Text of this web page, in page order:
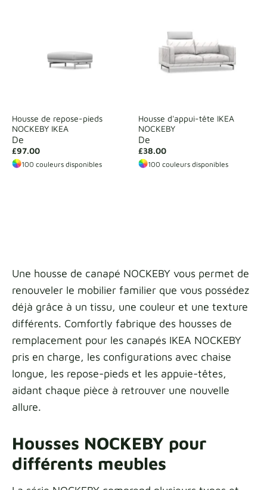
Housse de repose-pieds
NOCKEBY IKEA
De
£97.00
100 couleurs disponibles
Housse d'appui-tête IKEA
NOCKEBY
De
£38.00
100 couleurs disponibles
Une housse de canapé NOCKEBY vous permet de
renouveler le mobilier familier que vous possédez
déjà grâce à un tissu, une couleur et une texture
différents. Comfortly fabrique des housses de
remplacement pour les canapés IKEA NOCKEBY
pris en charge, les configurations avec chaise
longue, les repose-pieds et les appuie-têtes,
aidant chaque pièce à retrouver une nouvelle
allure.
Housses NOCKEBY pour
différents meubles